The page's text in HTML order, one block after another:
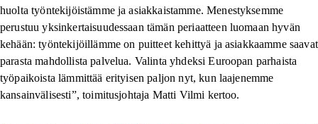
huolta työntekijöistämme ja asiakkaistamme. Menestyksemme
perustuu yksinkertaisuudessaan tämän periaatteen luomaan hyvän
kehään: työntekijöillämme on puitteet kehittyä ja asiakkaamme saavat
parasta mahdollista palvelua. Valinta yhdeksi Euroopan parhaista
työpaikoista lämmittää erityisen paljon nyt, kun laajenemme
kansainvälisesti”, toimitusjohtaja Matti Vilmi kertoo.